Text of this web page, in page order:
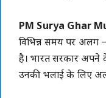
PM Surya Ghar
विभिन्न समय पर अलग –
है। भारत सरकार
उनकी भलाई के लिए